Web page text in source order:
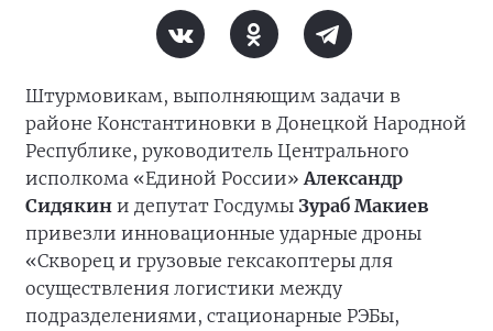
Штурмовикам, выполняющим задачи в
районе Константиновки в Донецкой Народной
Республике, руководитель Центрального
исполкома «Единой России»Александр
Сидякин и депутат Госдумы Зураб Макиев
привезли инновационные ударные дроны
«Скворец и грузовые гексакоптеры для
осуществления логистики между
подразделениями, стационарные РЭБы,